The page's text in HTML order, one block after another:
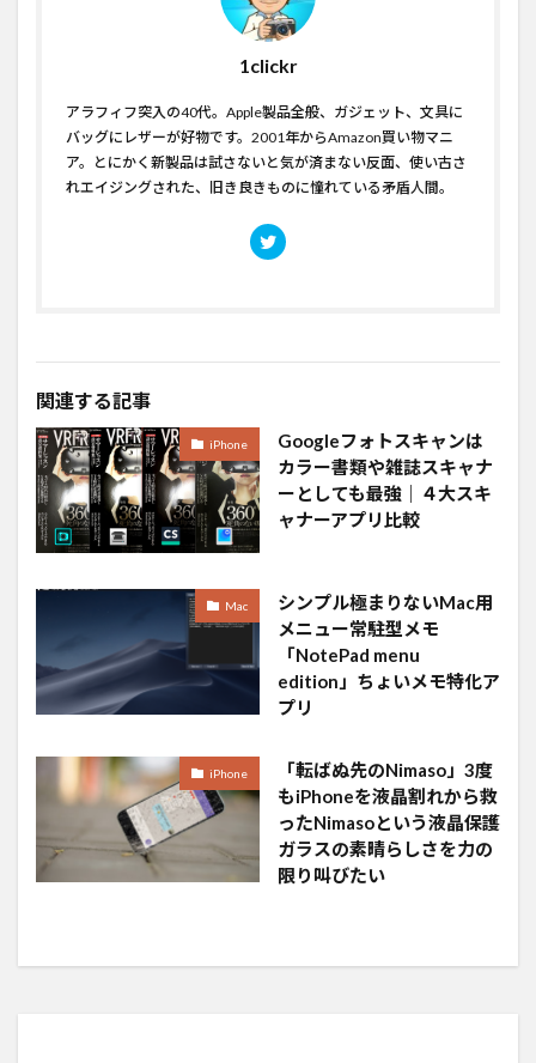
1clickr
アラフィフ突入の40代。Apple製品全般、ガジェット、文具に
バッグにレザーが好物です。2001年からAmazon買い物マニ
ア。とにかく新製品は試さないと気が済まない反面、使い古さ
れエイジングされた、旧き良きものに憧れている矛盾人間。
関連する記事
iPhone
Googleフォトスキャンは
カラー書類や雑誌スキャナ
ーとしても最強｜４大スキ
ャナーアプリ比較
Mac
シンプル極まりないMac用
メニュー常駐型メモ
「NotePad menu
edition」ちょいメモ特化ア
プリ
iPhone
「転ばぬ先のNimaso」3度
もiPhoneを液晶割れから救
ったNimasoという液晶保護
ガラスの素晴らしさを力の
限り叫びたい